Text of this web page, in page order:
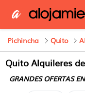
Pichincha Quito
QuitoAlquileres
GRANDES OFERTAS